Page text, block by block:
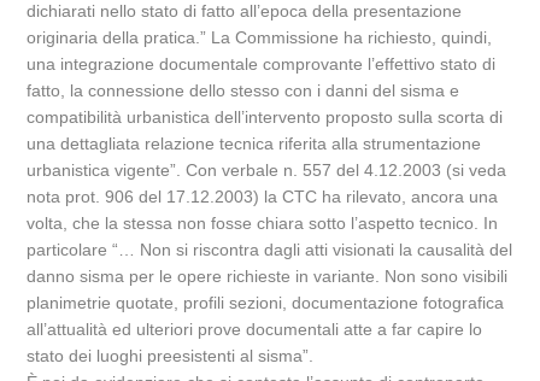
dichiarati nello stato di fatto all’epoca della presentazione
originaria della pratica.” La Commissione ha richiesto, quindi,
una integrazione documentale comprovante l’effettivo stato di
fatto, la connessione dello stesso con i danni del sisma e
compatibilità urbanistica dell’intervento proposto sulla scorta di
una dettagliata relazione tecnica riferita alla strumentazione
urbanistica vigente”. Con verbale n. 557 del 4.12.2003 (si veda
nota prot. 906 del 17.12.2003) la CTC ha rilevato, ancora una
volta, che la stessa non fosse chiara sotto l’aspetto tecnico. In
particolare “… Non si riscontra dagli atti visionati la causalità del
danno sisma per le opere richieste in variante. Non sono visibili
planimetrie quotate, profili sezioni, documentazione fotografica
all’attualità ed ulteriori prove documentali atte a far capire lo
stato dei luoghi preesistenti al sisma”.